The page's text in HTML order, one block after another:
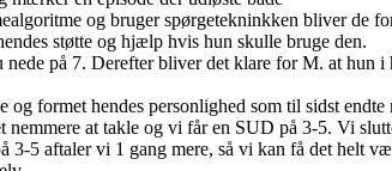
og bruger spørgetekninkken bliver de
støtte og hjælp hvis hun skulle bruge den.
på 7. Derefter bliver det klare for M. at hun
formet hendes personlighed som til sidst
at takle og vi får en SUD på 3-5. Vi
3-5 aftaler vi 1 gang mere, så vi kan få det helt